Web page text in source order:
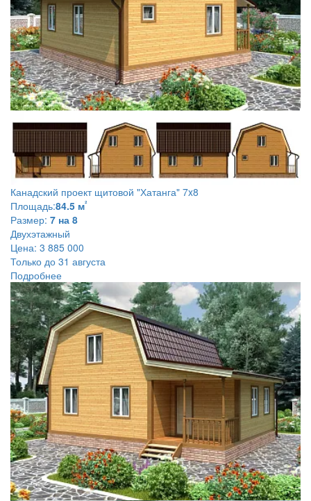
Канадский проект щитовой "Хатанга" 7x8
Площадь:84.5 м²
Размер: 7 на 8
Двухэтажный
Цена: 3 885 000
Только до 31 августа
Подробнее